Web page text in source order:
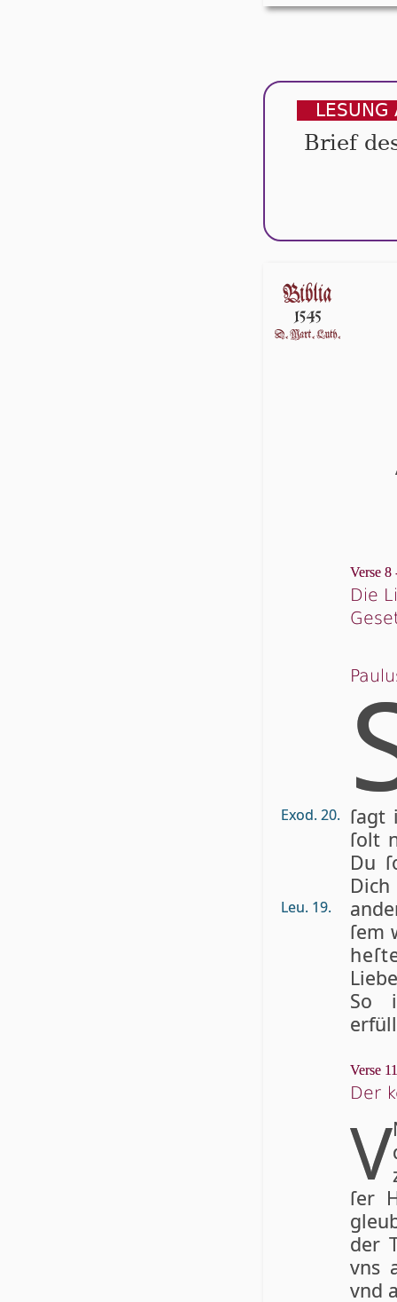
LESUNG
Brief
Verse 8
Die
Exod. 20.
Leu. 19.
ſolt
Du
ſem
So
Verse
Der
V
ſer
der
vns
vnd